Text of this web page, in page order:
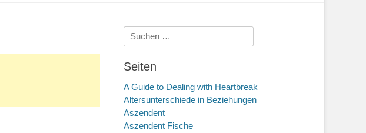
Suche
nach:
Seiten
A Guide to Dealing with Heartbreak
Altersunterschiede in Beziehungen
Aszendent
Aszendent Fische